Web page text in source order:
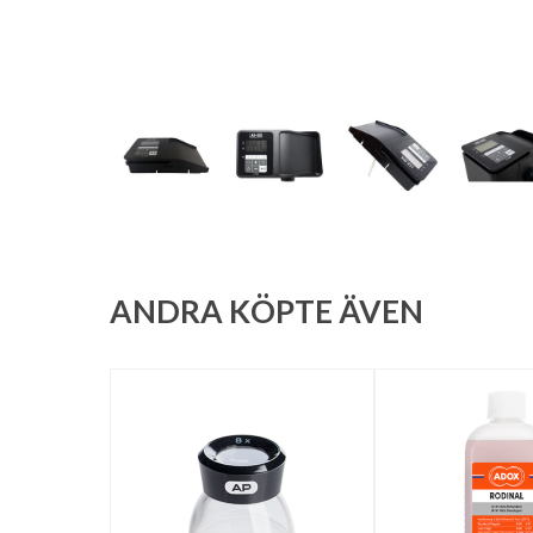
ANDRA KÖPTE ÄVEN